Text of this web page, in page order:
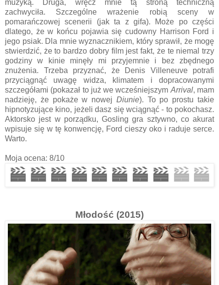
muzyką. Druga, wręcz mnie tą stroną techniczną
zachwyciła. Szczególne wrażenie robią sceny w
pomarańczowej scenerii (jak ta z gifa). Może po części
dlatego, że w końcu pojawia się cudowny Harrison Ford i
jego psiak. Dla mnie wyznacznikiem, który sprawił, że mogę
stwierdzić, że to bardzo dobry film jest fakt, że te niemal trzy
godziny w kinie minęły mi przyjemnie i bez zbędnego
znużenia. Trzeba przyznać, że Denis Villeneuve potrafi
przyciągnąć uwagę widza, klimatem i dopracowanymi
szczegółami (pokazał to już we wcześniejszym Arrival, mam
nadzieję, że pokaże w nowej Diunie). To po prostu takie
hipnotyzujące kino, jeżeli dasz się wciągnąć - to pokochasz.
Aktorsko jest w porządku, Gosling gra sztywno, co akurat
wpisuje się w tę konwencję, Ford cieszy oko i raduje serce.
Warto.
Moja ocena: 8/10
Młodość (2015)